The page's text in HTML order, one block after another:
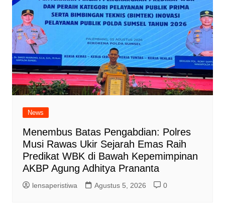
News
Menembus Batas Pengabdian: Polres
Musi Rawas Ukir Sejarah Emas Raih
Predikat WBK di Bawah Kepemimpinan
AKBP Agung Adhitya Prananta
lensaperistiwa Agustus 5, 2026 0